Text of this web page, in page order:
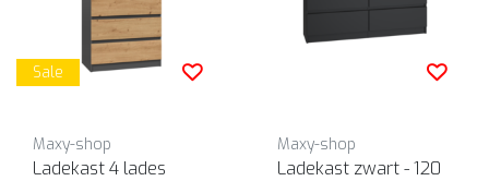
Sale
Maxy-shop
Ladekast 4 lades
Maxy-shop
Ladekast zwart - 120